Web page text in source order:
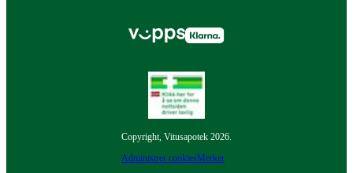
Copyright, Vitusapotek 2026.
Administrer cookiesMerker